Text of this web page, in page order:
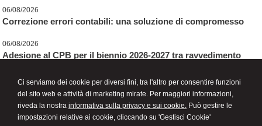
Ci serviamo dei cookie per diversi fini, tra l'altro per consentire funzioni
del sito web e attività di marketing mirate. Per maggiori informazioni,
riveda la nostra informativa sulla privacy e sui cookie. Può gestire le
impostazioni relative ai cookie, cliccando su 'Gestisci Cookie'
06/08/2026
Correzione errori contabili: una soluzione di compromesso
06/08/2026
Adesione al CPB per il biennio 2026-2027 tra ravvedimento
Personale scolastico: cosa cambia dopo l'illegittimità del limite
dei 70 anni al lavoro